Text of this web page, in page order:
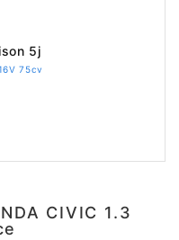
5j
75cv
CIVIC 1.3